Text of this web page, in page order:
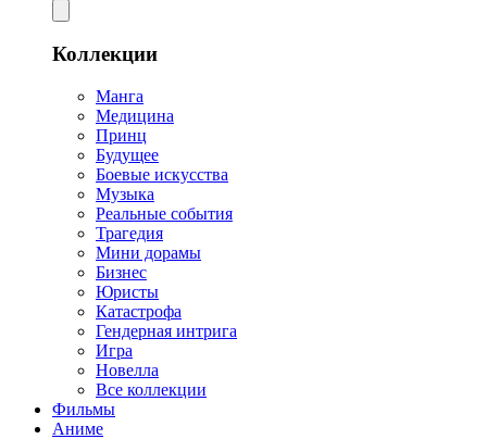
Коллекции
Манга
Медицина
Принц
Будущее
Боевые искусства
Музыка
Реальные события
Трагедия
Мини дорамы
Бизнес
Юристы
Катастрофа
Гендерная интрига
Игра
Новелла
Все коллекции
Фильмы
Аниме